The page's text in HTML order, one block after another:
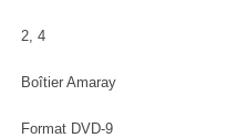
2, 4
Boîtier Amaray
Format DVD-9